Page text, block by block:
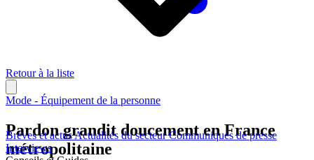
Brèves et actusActualités du secteurCommuniqués de presse
Interviews
Retour à la liste
Mode - Équipement de la personne
Pardon grandit doucement en France
métropolitaine